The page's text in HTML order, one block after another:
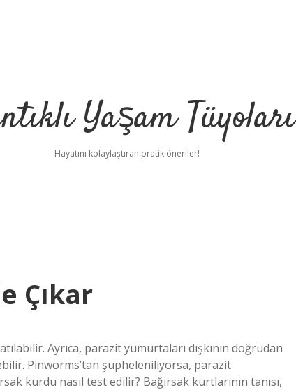
Yaşam Tüyoları
Hayatını kolaylaştıran pratik öneriler!
Çıkar
Ayrıca, parazit yumurtaları dışkının doğrudan
Pinworms’tan şüpheleniliyorsa, parazit
kurdu nasıl test edilir? Bağırsak kurtlarının tanısı,